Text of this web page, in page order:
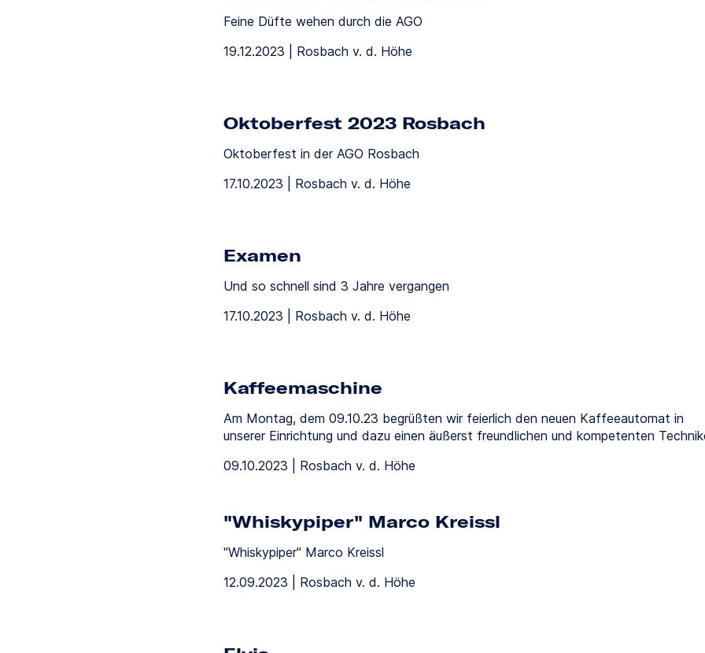
Feine Düfte wehen durch die AGO
19.12.2023 | Rosbach v. d. Höhe
Oktoberfest 2023 Rosbach
Oktoberfest in der AGO Rosbach
17.10.2023 | Rosbach v. d. Höhe
Examen
Und so schnell sind 3 Jahre vergangen
17.10.2023 | Rosbach v. d. Höhe
Kaffeemaschine
Am Montag, dem 09.10.23 begrüßten wir feierlich den neuen Kaffeeautomat in
unserer Einrichtung und dazu einen äußerst freundlichen und kompetenten
09.10.2023 | Rosbach v. d. Höhe
"Whiskypiper" Marco Kreissl
"Whiskypiper" Marco Kreissl
12.09.2023 | Rosbach v. d. Höhe